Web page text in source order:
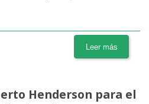
Leer más
Henderson para el